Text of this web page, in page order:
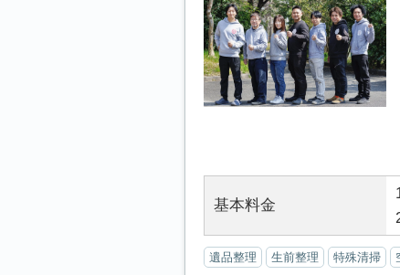
基本料金
遺品整理 生前整理 特殊清掃